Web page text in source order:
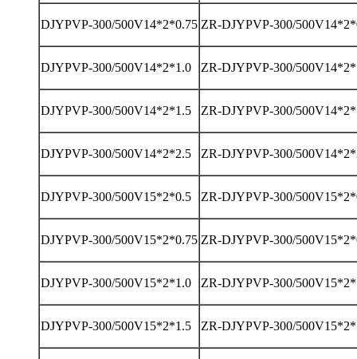
DJYPVP-300/500V14*2*0.75 ZR-DJYPVP-300/
DJYPVP-300/500V14*2*1.0 ZR-DJYPVP-300/
DJYPVP-300/500V14*2*1.5 ZR-DJYPVP-300/
DJYPVP-300/500V14*2*2.5 ZR-DJYPVP-300/
DJYPVP-300/500V15*2*0.5 ZR-DJYPVP-300/
DJYPVP-300/500V15*2*0.75 ZR-DJYPVP-300/
DJYPVP-300/500V15*2*1.0 ZR-DJYPVP-300/
DJYPVP-300/500V15*2*1.5 ZR-DJYPVP-300/